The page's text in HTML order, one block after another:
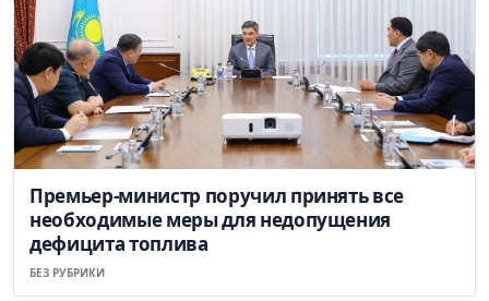
Премьер-министр поручил принять все
необходимые меры для недопущения
дефицита топлива
БЕЗ РУБРИКИ